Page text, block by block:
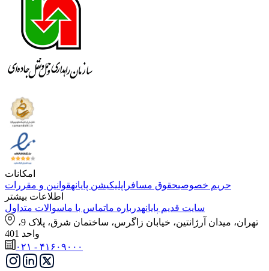
امکانات
حریم خصوصیحقوق مسافر اپلیکیشن پایانهقوانین و مقررات
اطلاعات بیشتر
سایت قدیم پایانهدرباره ماتماس با ماسوالات متداول
واحد 401
۰۲۱ - ۴۱۶۰۹۰۰۰